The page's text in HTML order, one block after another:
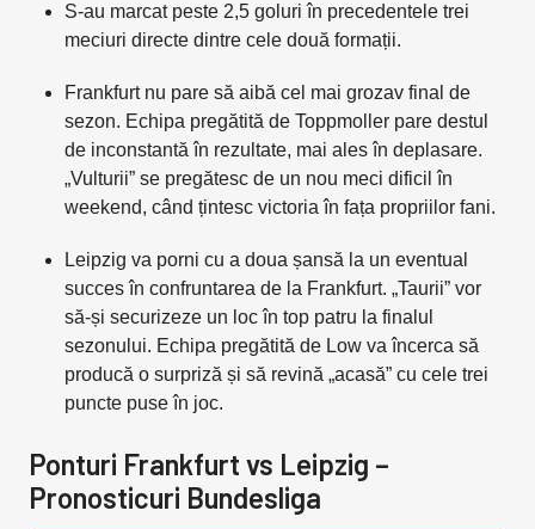
S-au marcat peste 2,5 goluri în precedentele trei
meciuri directe dintre cele două formații.
Frankfurt nu pare să aibă cel mai grozav final de
sezon. Echipa pregătită de Toppmoller pare destul
de inconstantă în rezultate, mai ales în deplasare.
„Vulturii” se pregătesc de un nou meci dificil în
weekend, când țintesc victoria în fața propriilor fani.
Leipzig va porni cu a doua șansă la un eventual
succes în confruntarea de la Frankfurt. „Taurii” vor
să-și securizeze un loc în top patru la finalul
sezonului. Echipa pregătită de Low va încerca să
producă o surpriză și să revină „acasă” cu cele trei
puncte puse în joc.
Ponturi Frankfurt vs Leipzig –
Pronosticuri Bundesliga